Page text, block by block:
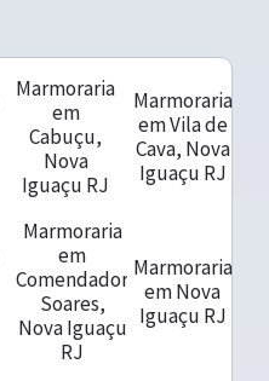
Marmoraria
em
Cabuçu,
Nova
Iguaçu RJ
Marmoraria
em Vila de
Cava, Nova
Iguaçu RJ
Marmoraria
em
Comendador
Soares,
Nova Iguaçu
RJ
Marmoraria
em Nova
Iguaçu RJ